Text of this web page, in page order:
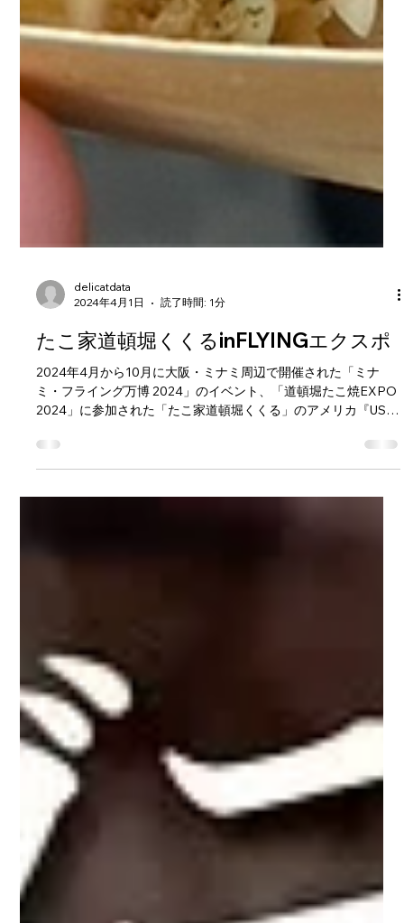
delicatdata
2024年4月1日
読了時間: 1分
たこ家道頓堀くくるinFLYINGエクスポ
2024年4月から10月に大阪・ミナミ周辺で開催された「ミナ
ミ・フライング万博 2024」のイベント、「道頓堀たこ焼EXPO
2024」に参加された「たこ家道頓堀くくる」のアメリカ『USA
ステーキたこ焼き ジャックダニエルBBQソース】にジャックダ